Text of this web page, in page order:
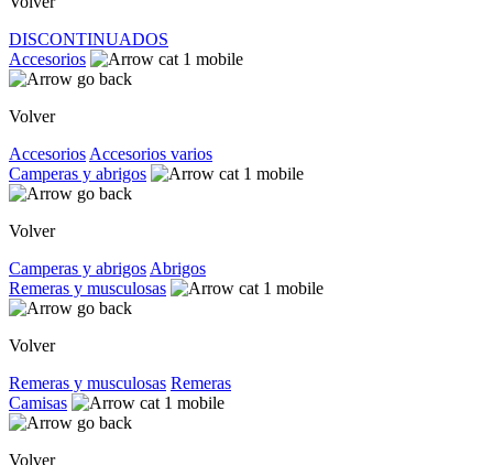
DISCONTINUADOS
Accesorios
Volver
Accesorios Accesorios varios
Camperas y abrigos
Volver
Camperas y abrigos Abrigos
Remeras y musculosas
Volver
Remeras y musculosas Remeras
Camisas
Volver